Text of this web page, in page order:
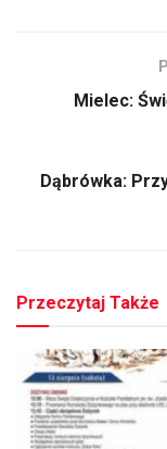
Mielec:
Dąbrówka:
Przeczytaj Także